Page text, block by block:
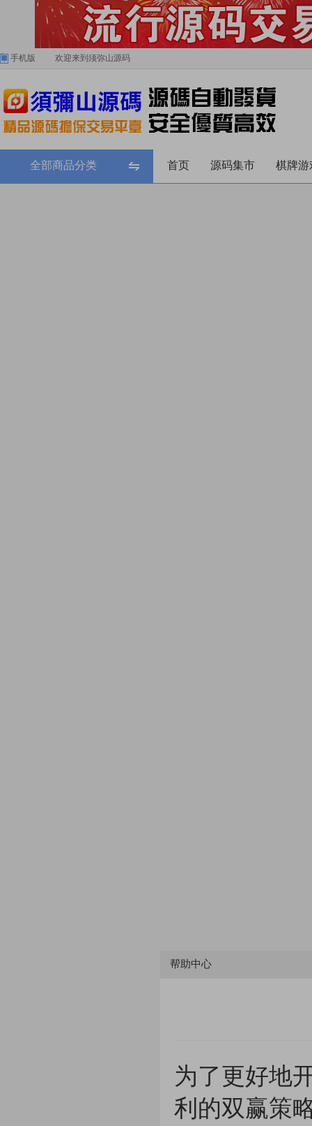
手机版 欢迎来到须弥山源码
全部商品分类 首页 源码集市 棋牌游
帮助中心
为了更好地
利的双赢策